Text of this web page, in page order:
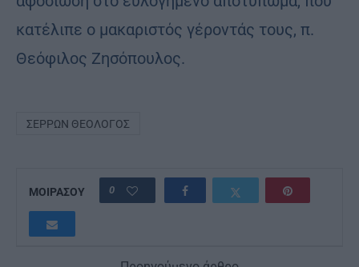
κατέλιπε ο μακαριστός γέροντάς τους, π.
Θεόφιλος Ζησόπουλος.
ΣΕΡΡΏΝ ΘΕΟΛΌΓΟΣ
ΜΟΙΡΑΣΟΥ 0